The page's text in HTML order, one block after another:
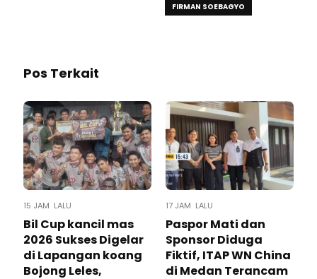
FIRMAN SOEBAGYO
Pos Terkait
15 JAM LALU
Bil Cup kancil mas
2026 Sukses Digelar
di Lapangan koang
Bojong Leles,
17 JAM LALU
Paspor Mati dan
Sponsor Diduga
Fiktif, ITAP WN China
di Medan Terancam